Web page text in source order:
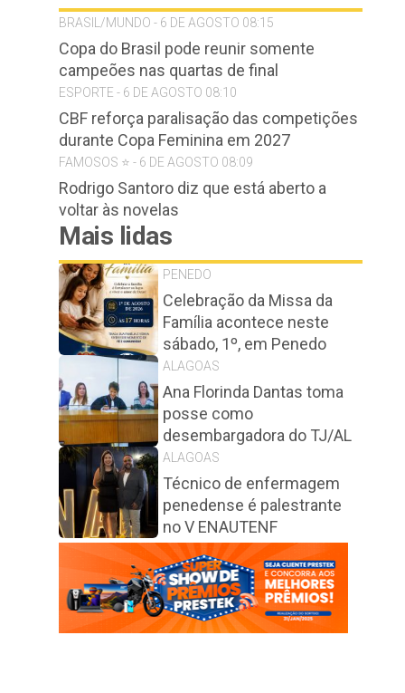
BRASIL/MUNDO - 6 DE AGOSTO 08:15
Copa do Brasil pode reunir somente
campeões nas quartas de final
ESPORTE - 6 DE AGOSTO 08:10
CBF reforça paralisação das competições
durante Copa Feminina em 2027
FAMOSOS ⭐️ - 6 DE AGOSTO 08:09
Rodrigo Santoro diz que está aberto a
voltar às novelas
Mais lidas
PENEDO
Celebração da Missa da
Família acontece neste
sábado, 1º, em Penedo
ALAGOAS
Ana Florinda Dantas toma
posse como
desembargadora do TJ/AL
ALAGOAS
Técnico de enfermagem
penedense é palestrante
no V ENAUTENF